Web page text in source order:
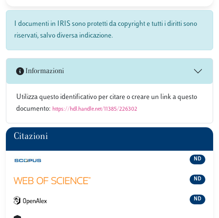
I documenti in IRIS sono protetti da copyright e tutti i diritti sono
riservati, salvo diversa indicazione.
Informazioni
Utilizza questo identificativo per citare o creare un link a questo
documento: https://hdl.handle.net/11385/226302
Citazioni
ND
ND
ND